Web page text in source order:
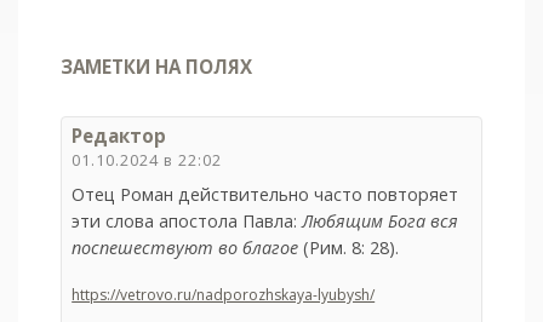
ЗАМЕТКИ НА ПОЛЯХ
Редактор
01.10.2024 в 22:02
Отец Роман действительно часто повторяет
эти слова апостола Павла:Любящим Бога вся
поспешествуют во благое (Рим. 8: 28).
https://vetrovo.ru/nadporozhskaya-lyubysh/